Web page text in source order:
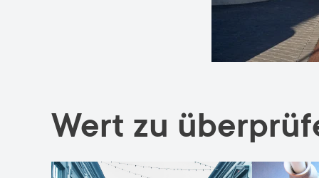
Wert zu